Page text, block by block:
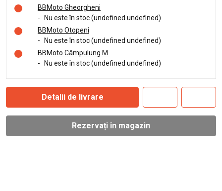
BBMoto Gheorgheni
-
Nu este în stoc (undefined undefined)
BBMoto Otopeni
-
Nu este în stoc (undefined undefined)
BBMoto Câmpulung M.
-
Nu este în stoc (undefined undefined)
Detalii de livrare
Rezervați în magazin